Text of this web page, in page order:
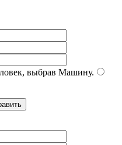
выбрав Машину.